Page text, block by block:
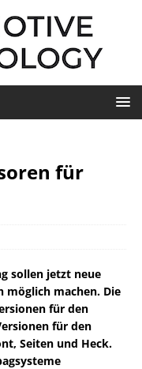
für
sollen jetzt neue
möglich machen. Die
für den
für den
Seiten und Heck.